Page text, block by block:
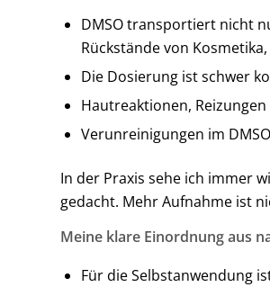
DMSO transportiert nicht
Rückstände von
Die Dosierung ist schwer
Hautreaktionen,
Verunreinigungen im
In der Praxis sehe ich immer
gedacht. Mehr Aufnahme ist
Meine klare Einordnung aus
Für die Selbstanwendung